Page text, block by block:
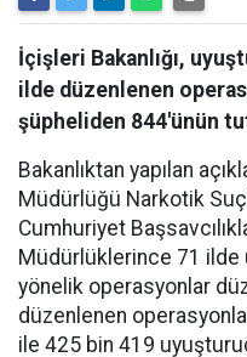
İçişleri Bakanlığı,
ilde düzenlenen
şüpheliden 844'ünün
Bakanlıktan yapılan
Müdürlüğü Narkotik
Cumhuriyet
Müdürlüklerince 71 ilde
yönelik operasyonlar
düzenlenen
ile 425 bin 419